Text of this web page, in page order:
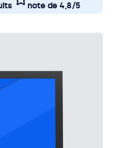
note de 4,8/5